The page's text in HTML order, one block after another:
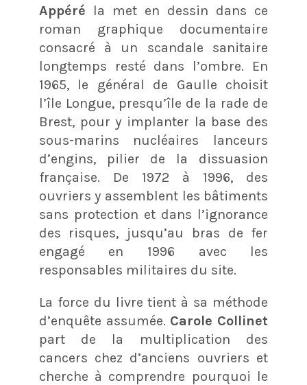
Appéré la met en dessin dans ce
roman graphique documentaire
consacré à un scandale sanitaire
longtemps resté dans l’ombre. En
1965, le général de Gaulle choisit
l’île Longue, presqu’île de la rade de
Brest, pour y implanter la base des
sous-marins nucléaires lanceurs
d’engins, pilier de la dissuasion
française. De 1972 à 1996, des
ouvriers y assemblent les bâtiments
sans protection et dans l’ignorance
des risques, jusqu’au bras de fer
engagé en 1996 avec les
responsables militaires du site.
La force du livre tient à sa méthode
d’enquête assumée. Carole Collinet
part de la multiplication des
cancers chez d’anciens ouvriers et
cherche à comprendre pourquoi le